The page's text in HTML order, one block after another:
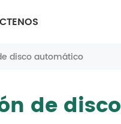
disco automático
de disco